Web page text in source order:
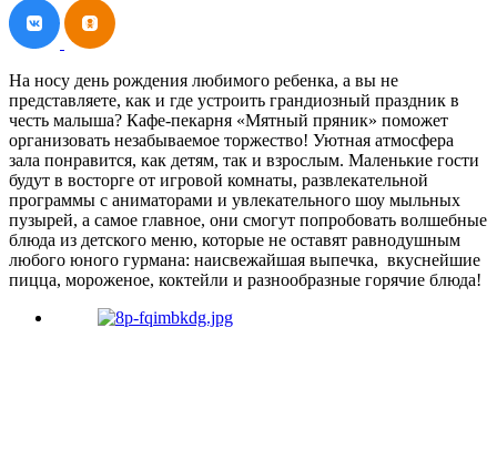
На носу день рождения любимого ребенка, а вы не
представляете, как и где устроить грандиозный праздник в
честь малыша? Кафе-пекарня «Мятный пряник» поможет
организовать незабываемое торжество! Уютная атмосфера
зала понравится, как детям, так и взрослым. Маленькие гости
будут в восторге от игровой комнаты, развлекательной
программы с аниматорами и увлекательного шоу мыльных
пузырей, а самое главное, они смогут попробовать волшебные
блюда из детского меню, которые не оставят равнодушным
любого юного гурмана: наисвежайшая выпечка, вкуснейшие
пицца, мороженое, коктейли и разнообразные горячие блюда!